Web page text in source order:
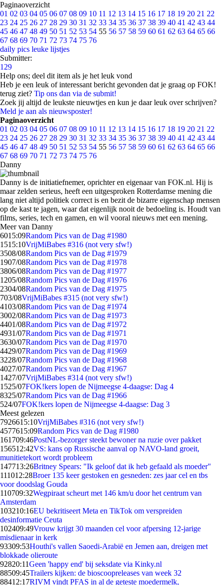
Paginaoverzicht
01 02 03 04 05 06 07 08 09 10 11 12 13 14 15 16 17 18 19 20 21 22
23 24 25 26 27 28 29 30 31 32 33 34 35 36 37 38 39 40 41 42 43 44
45 46 47 48 49 50 51 52 53 54 55 56 57 58 59 60 61 62 63 64 65 66
67 68 69 70 71 72 73 74 75 76
daily pics leuke lijstjes
Submitter:
129
Help ons; deel dit item als je het leuk vond
Heb je een leuk of interessant bericht gevonden dat je graag op FOK!
terug ziet? Tip ons dan via de submit!
Zoek jij altijd de leukste nieuwtjes en kun je daar leuk over schrijven?
Meld je aan als nieuwsposter!
Paginaoverzicht
01 02 03 04 05 06 07 08 09 10 11 12 13 14 15 16 17 18 19 20 21 22
23 24 25 26 27 28 29 30 31 32 33 34 35 36 37 38 39 40 41 42 43 44
45 46 47 48 49 50 51 52 53 54 55 56 57 58 59 60 61 62 63 64 65 66
67 68 69 70 71 72 73 74 75 76
Danny
Danny is de initiatiefnemer, oprichter en eigenaar van FOK.nl. Hij is
maar zelden serieus, heeft een uitgesproken Rotterdamse mening die
lang niet altijd politiek correct is en bezit de bizarre eigenschap mensen
op de kast te jagen, waar dat eigenlijk nooit de bedoeling is. Houdt van
films, series, tech en gamen, en wil vooral nieuws met een mening.
Meer van Danny
6015:09Random Pics van de Dag #1980
1515:10VrijMiBabes #316 (not very sfw!)
3508/08Random Pics van de Dag #1979
1907/08Random Pics van de Dag #1978
3806/08Random Pics van de Dag #1977
1205/08Random Pics van de Dag #1976
2304/08Random Pics van de Dag #1975
703/08VrijMiBabes #315 (not very sfw!)
4103/08Random Pics van de Dag #1974
3002/08Random Pics van de Dag #1973
4401/08Random Pics van de Dag #1972
4931/07Random Pics van de Dag #1971
3630/07Random Pics van de Dag #1970
4429/07Random Pics van de Dag #1969
3228/07Random Pics van de Dag #1968
4027/07Random Pics van de Dag #1967
1427/07VrijMiBabes #314 (not very sfw!)
1525/07FOK!kers lopen de Nijmeegse 4-daagse: Dag 4
8325/07Random Pics van de Dag #1966
524/07FOK!kers lopen de Nijmeegse 4-daagse: Dag 3
Meest gelezen
7926615:10VrijMiBabes #316 (not very sfw!)
4577615:09Random Pics van de Dag #1980
161709:46PostNL-bezorger steekt bewoner na ruzie over pakket
156512:42VS: kans op Russische aanval op NAVO-land groeit,
munitietekort wordt probleem
147713:26Britney Spears: "Ik geloof dat ik heb gefaald als moeder"
111012:28Broer 135 keer gestoken en gesneden: zes jaar cel en tbs
voor doodslag Gouda
110709:32Wegpiraat scheurt met 146 km/u door het centrum van
Amsterdam
103210:16EU bekritiseert Meta en TikTok om verspreiden
desinformatie Ceuta
102409:49Vrouw krijgt 30 maanden cel voor afpersing 12-jarige
misdienaar in kerk
93309:53Houthi's vallen Saoedi-Arabië en Jemen aan, dreigen met
blokkade olieroute
92820:11Geen 'happy end' bij seksdate via Kinky.nl
88509:45Trailers kijken: de bioscoopreleases van week 32
88412:17RIVM vindt PFAS in al de geteste moedermelk,